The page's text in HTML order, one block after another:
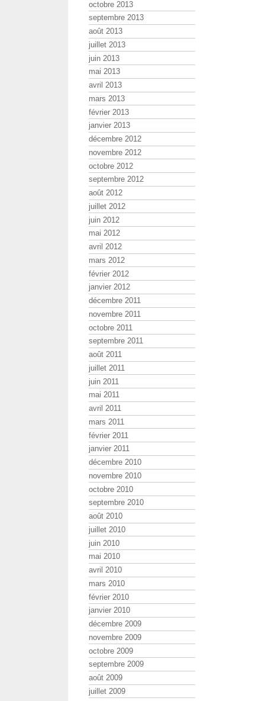
octobre 2013
septembre 2013
août 2013
juillet 2013
juin 2013
mai 2013
avril 2013
mars 2013
février 2013
janvier 2013
décembre 2012
novembre 2012
octobre 2012
septembre 2012
août 2012
juillet 2012
juin 2012
mai 2012
avril 2012
mars 2012
février 2012
janvier 2012
décembre 2011
novembre 2011
octobre 2011
septembre 2011
août 2011
juillet 2011
juin 2011
mai 2011
avril 2011
mars 2011
février 2011
janvier 2011
décembre 2010
novembre 2010
octobre 2010
septembre 2010
août 2010
juillet 2010
juin 2010
mai 2010
avril 2010
mars 2010
février 2010
janvier 2010
décembre 2009
novembre 2009
octobre 2009
septembre 2009
août 2009
juillet 2009